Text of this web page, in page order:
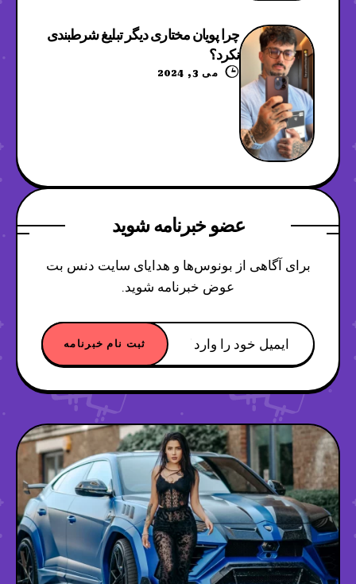
چرا پویان مختاری دیگر تبلیغ شرطبندی
نکرد؟
می 3, 2024
عضو خبرنامه شوید
برای آگاهی از بونوس‌ها و هدایای سایت دنس بت
عوض خبرنامه شوید.